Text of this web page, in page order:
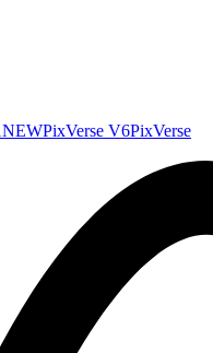
NEWPixVerse V6PixVerse